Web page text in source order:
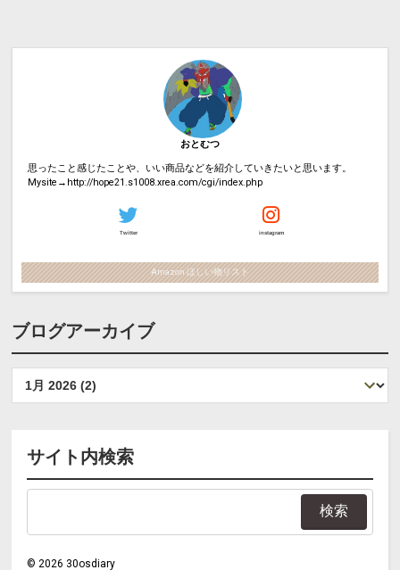
おとむつ
思ったこと感じたことや、いい商品などを紹介していきたいと思います。
Mysite→http://hope21.s1008.xrea.com/cgi/index.php
Twitter instagram
Amazon ほしい物リスト
ブログアーカイブ
サイト内検索
© 2026 30osdiary